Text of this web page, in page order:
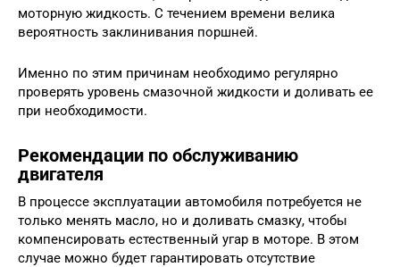
моторную жидкость. С течением времени велика
вероятность заклинивания поршней.
Именно по этим причинам необходимо регулярно
проверять уровень смазочной жидкости и доливать ее
при необходимости.
Рекомендации по обслуживанию
двигателя
В процессе эксплуатации автомобиля потребуется не
только менять масло, но и доливать смазку, чтобы
компенсировать естественный угар в моторе. В этом
случае можно будет гарантировать отсутствие